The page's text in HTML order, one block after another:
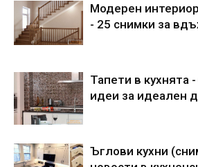
Модерен
- 25 снимки за
Тапети в кухнята
идеи за идеален
Ъглови кухни